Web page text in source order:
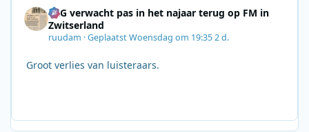
SRG verwacht pas in het najaar terug op FM in
Zwitserland
ruudam ·GeplaatstWoensdag om 19:352 d.
Groot verlies van luisteraars.